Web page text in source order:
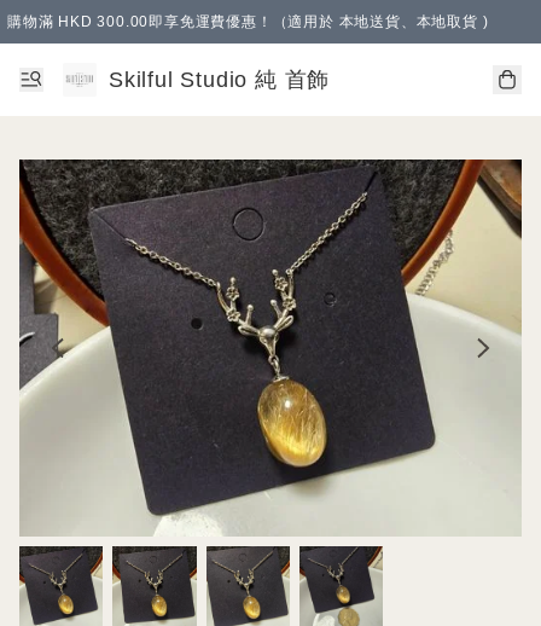
購物滿 HKD 300.00即享免運費優惠！（適用於 本地送貨、本地取貨 )
Skilful Studio 純 首飾